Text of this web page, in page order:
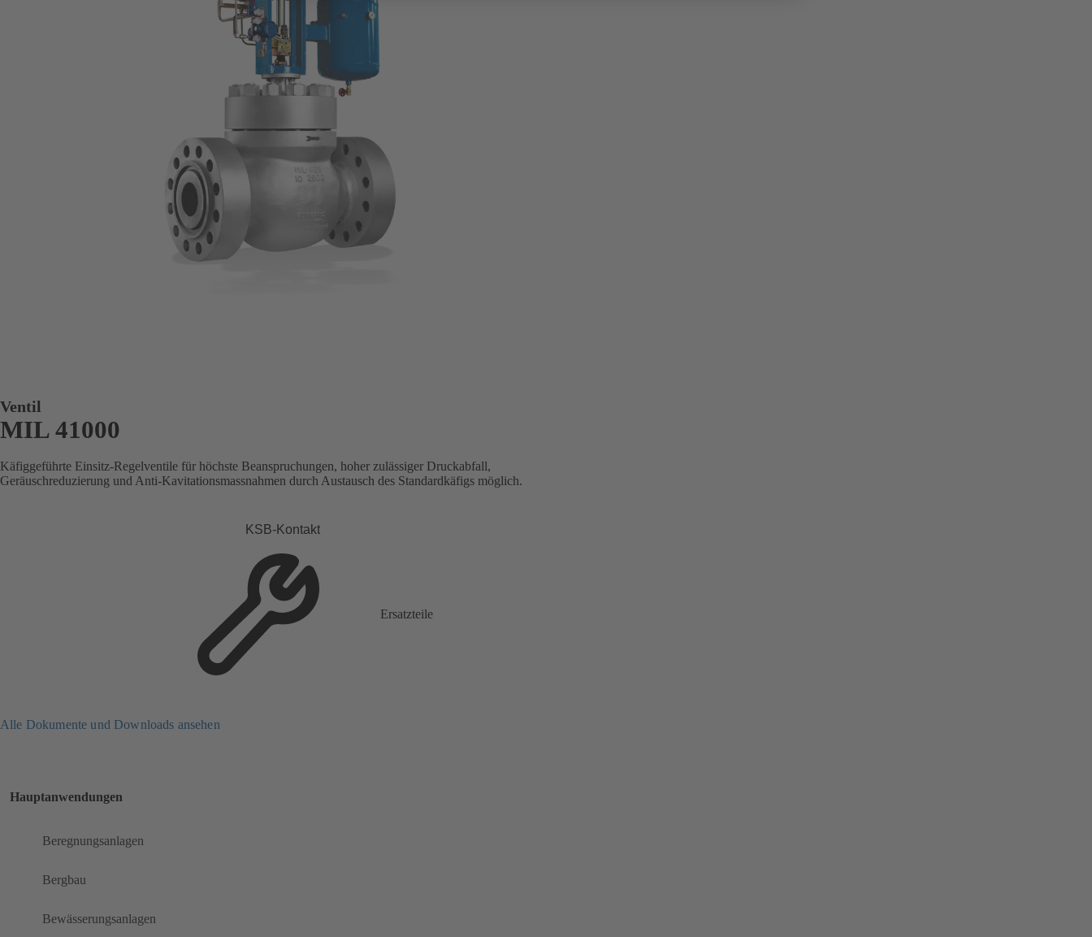
Ventil
MIL 41000
Käfiggeführte Einsitz-Regelventile für höchste Beanspruchungen, hoher zulässiger Druckabfall,
Geräuschreduzierung und Anti-Kavitationsmassnahmen durch Austausch des Standardkäfigs möglich.
KSB-Kontakt
Ersatzteile
Alle Dokumente und Downloads ansehen
Hauptanwendungen
Beregnungsanlagen
Bergbau
Bewässerungsanlagen